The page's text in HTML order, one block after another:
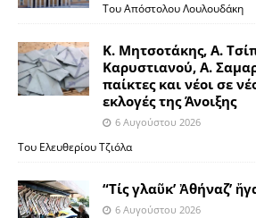
Του Απόστολου Λουλουδάκη
Κ. Μητσοτάκης, Α.
Καρυστιανού, Α.
παίκτες και νέοι σε
εκλογές της Άνοιξης
6 Αυγούστου 2026
Του Ελευθερίου Τζιόλα
“Τίς γλαῦκ’ Ἀθήναζ’
6 Αυγούστου 2026